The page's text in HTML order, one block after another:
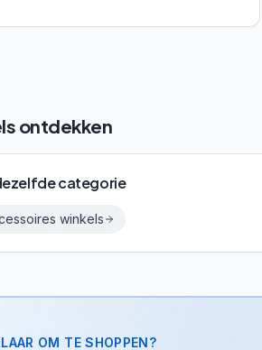
ontdekken
categorie
winkels
OM TE SHOPPEN?